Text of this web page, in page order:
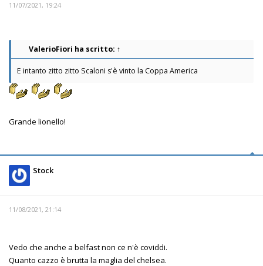
11/07/2021, 19:24
ValerioFiori ha scritto: ↑
E intanto zitto zitto Scaloni s'è vinto la Coppa America
Grande lionello!
Stock
11/08/2021, 21:14
Vedo che anche a belfast non ce n'è coviddi.
Quanto cazzo è brutta la maglia del chelsea.